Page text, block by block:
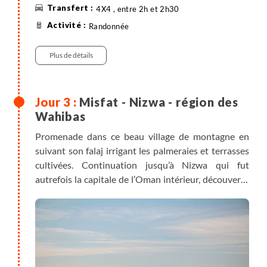
4X4 , entre 2h et 2h30
Randonnée
Plus de détails
Misfat - Nizwa - région des
Wahibas
Promenade dans ce beau village de montagne en
suivant son falaj irrigant les palmeraies et terrasses
cultivées. Continuation jusqu’à Nizwa qui fut
autrefois la capitale de l’Oman intérieur, découverte
midi, route vers le Hajjar oriental et la région des
Wahibas puis installation de votre bivouac bivouac
dans un petit massif dunaire, au pied de la
montagne.